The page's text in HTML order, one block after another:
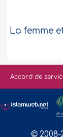
La femme
Accord de
© 2008-